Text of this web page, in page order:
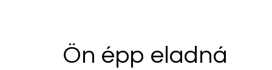
Ön épp eladná